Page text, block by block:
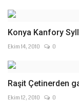
Konya Kanfory
Ekim 14, 2010 0
Raşit Çetinerden
Ekim 12, 2010 0